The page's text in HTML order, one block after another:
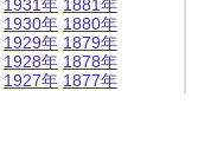
1931年
1930年
1929年
1928年
1927年
1881年
1880年
1879年
1878年
1877年